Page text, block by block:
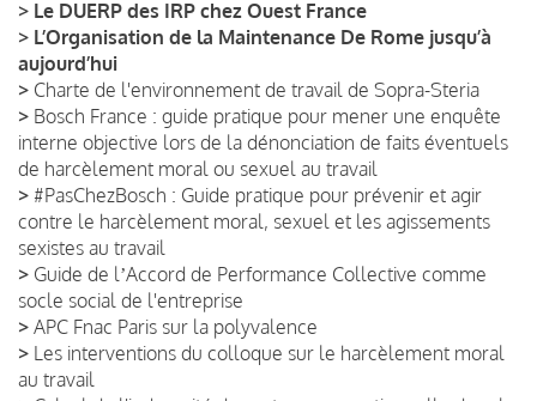
> Le DUERP des IRP chez Ouest France
> L’Organisation de la Maintenance De Rome jusqu’à
aujourd’hui
> Charte de l'environnement de travail de Sopra-Steria
> Bosch France : guide pratique pour mener une enquête
interne objective lors de la dénonciation de faits éventuels
de harcèlement moral ou sexuel au travail
> #PasChezBosch : Guide pratique pour prévenir et agir
contre le harcèlement moral, sexuel et les agissements
sexistes au travail
> Guide de lʼAccord de Performance Collective comme
socle social de l'entreprise
> APC Fnac Paris sur la polyvalence
> Les interventions du colloque sur le harcèlement moral
au travail